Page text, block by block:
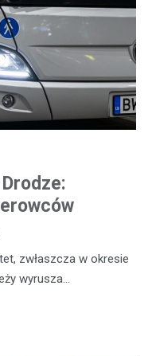
zwłaszcza w okresie
wyrusza…